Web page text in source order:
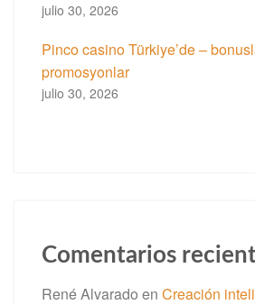
julio 30, 2026
Pinco casino Türkiye’de –
promosyonlar
julio 30, 2026
Comentarios
René Alvarado en Creación